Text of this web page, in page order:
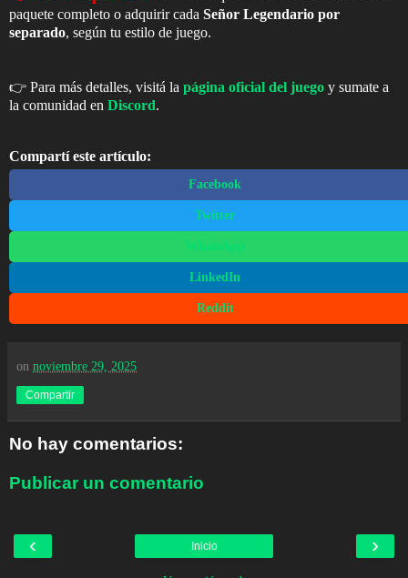
paquete completo o adquirir cada Señor Legendario por
separado, según tu estilo de juego.
👉 Para más detalles, visitá la página oficial del juego y sumate a
la comunidad en Discord.
Compartí este artículo:
Facebook
Twitter
WhatsApp
LinkedIn
Reddit
on noviembre 29, 2025
Compartir
No hay comentarios:
Publicar un comentario
‹ ›
Inicio